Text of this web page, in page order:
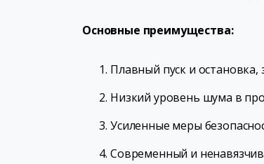
Основные преимущества:
Плавный пуск и
Низкий уровень шума в
Усиленные меры
Современный и